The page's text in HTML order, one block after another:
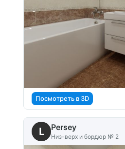
Посмотреть в 3D
L Persey
Низ-верх и бордюр № 2